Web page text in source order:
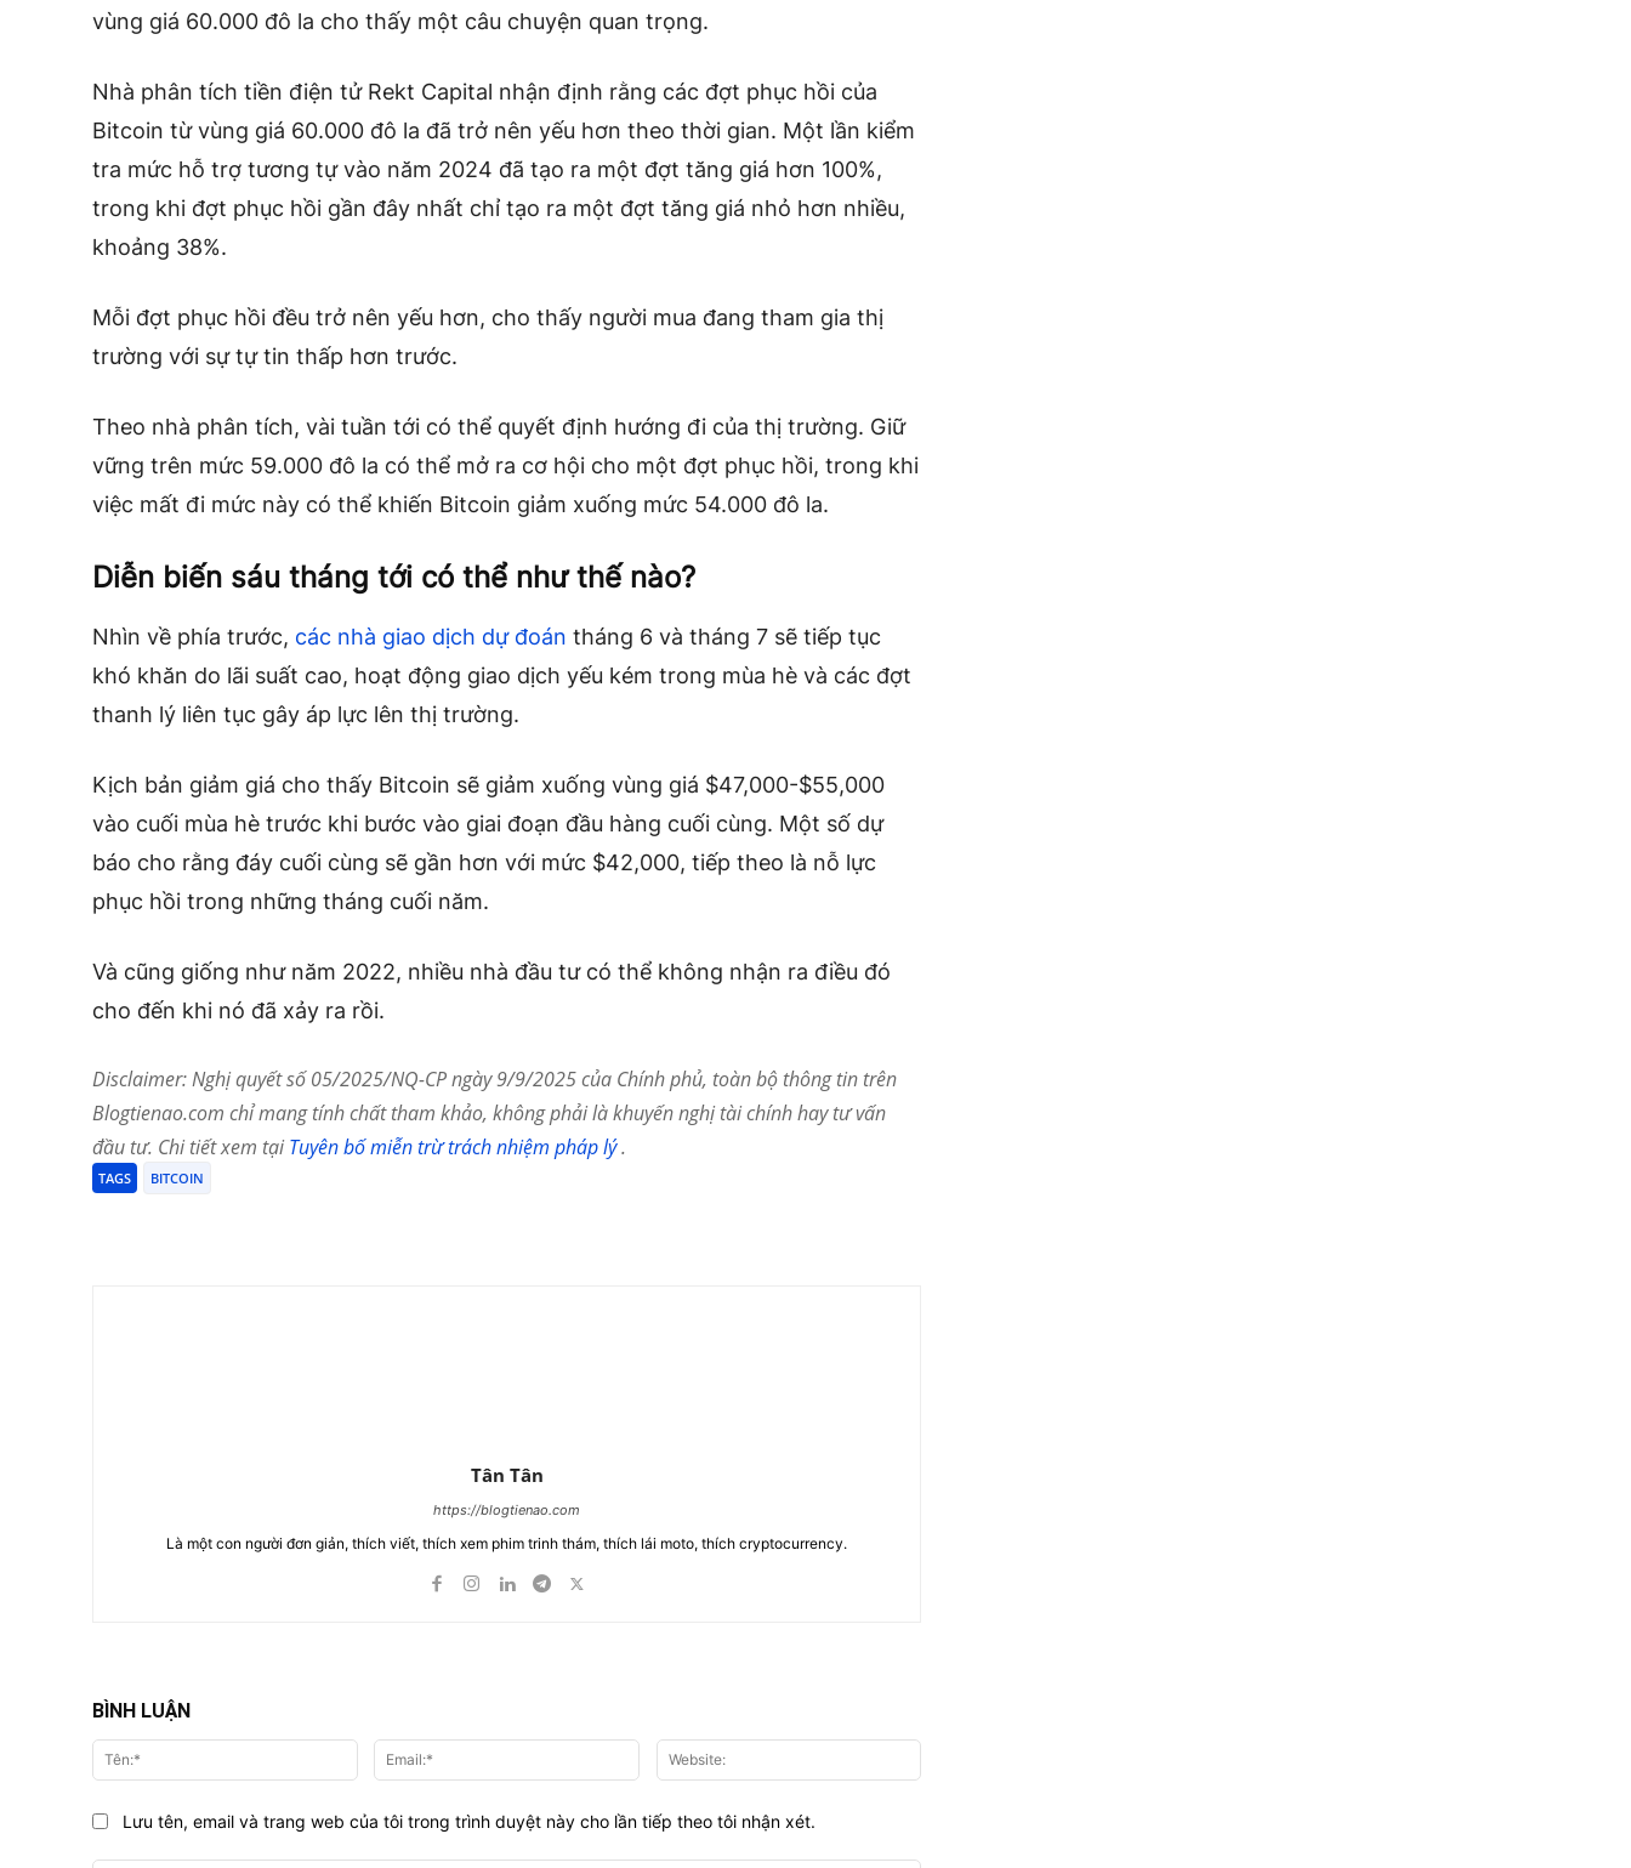
vùng giá 60.000 đô la cho thấy một câu chuyện quan trọng.
Nhà phân tích tiền điện tử Rekt Capital nhận định rằng các đợt phục hồi của
Bitcoin từ vùng giá 60.000 đô la đã trở nên yếu hơn theo thời gian. Một lần kiểm
tra mức hỗ trợ tương tự vào năm 2024 đã tạo ra một đợt tăng giá hơn 100%,
trong khi đợt phục hồi gần đây nhất chỉ tạo ra một đợt tăng giá nhỏ hơn nhiều,
khoảng 38%.
Mỗi đợt phục hồi đều trở nên yếu hơn, cho thấy người mua đang tham gia thị
trường với sự tự tin thấp hơn trước.
Theo nhà phân tích, vài tuần tới có thể quyết định hướng đi của thị trường. Giữ
vững trên mức 59.000 đô la có thể mở ra cơ hội cho một đợt phục hồi, trong khi
việc mất đi mức này có thể khiến Bitcoin giảm xuống mức 54.000 đô la.
Diễn biến sáu tháng tới có thể như thế nào?
Nhìn về phía trước, các nhà giao dịch dự đoán tháng 6 và tháng 7 sẽ tiếp tục
khó khăn do lãi suất cao, hoạt động giao dịch yếu kém trong mùa hè và các đợt
thanh lý liên tục gây áp lực lên thị trường.
Kịch bản giảm giá cho thấy Bitcoin sẽ giảm xuống vùng giá $47,000-$55,000
vào cuối mùa hè trước khi bước vào giai đoạn đầu hàng cuối cùng. Một số dự
báo cho rằng đáy cuối cùng sẽ gần hơn với mức $42,000, tiếp theo là nỗ lực
phục hồi trong những tháng cuối năm.
Và cũng giống như năm 2022, nhiều nhà đầu tư có thể không nhận ra điều đó
cho đến khi nó đã xảy ra rồi.
Disclaimer: Nghị quyết số 05/2025/NQ-CP ngày 9/9/2025 của Chính phủ, toàn bộ thông tin trên
Blogtienao.com chỉ mang tính chất tham khảo, không phải là khuyến nghị tài chính hay tư vấn
đầu tư. Chi tiết xem tạiTuyên bố miễn trừ trách nhiệm pháp lý.
TAGS BITCOIN
Tân Tân
https://blogtienao.com
Là một con người đơn giản, thích viết, thích xem phim trinh thám, thích lái moto, thích cryptocurrency.
BÌNH LUẬN
Tên:* Email:*
Lưu tên, email và trang web của tôi trong trình duyệt này cho lần tiếp theo tôi nhận xét.